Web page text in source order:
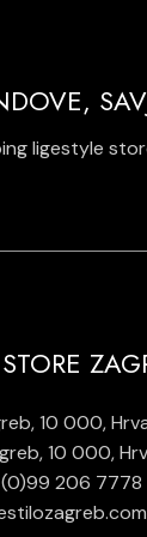
ligestyle
10 000,
10 000,
206 7778